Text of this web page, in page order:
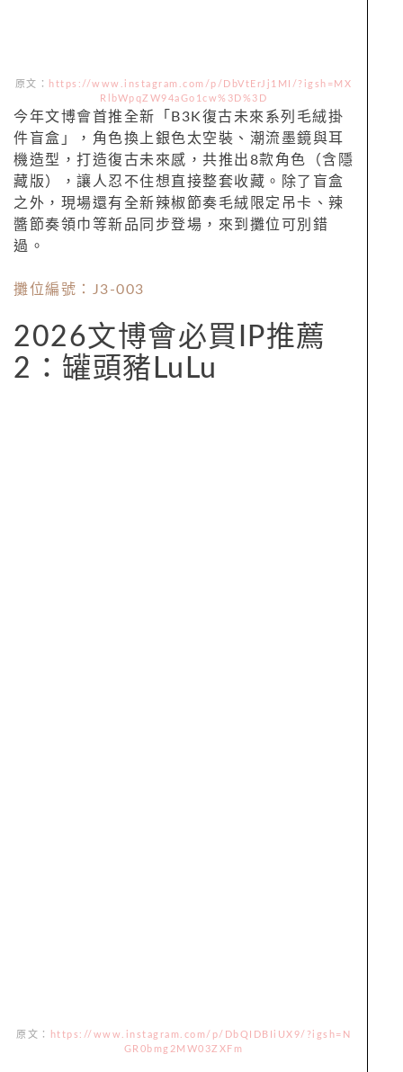
原文：
https://www.instagram.com/p/DbVtErJj1MI/?igsh=MX
RlbWpqZW94aGo1cw%3D%3D
今年文博會首推全新「B3K復古未來系列毛絨掛
件盲盒」，角色換上銀色太空裝、潮流墨鏡與耳
機造型，打造復古未來感，共推出8款角色（含隱
藏版），讓人忍不住想直接整套收藏。除了盲盒
之外，現場還有全新辣椒節奏毛絨限定吊卡、辣
醬節奏領巾等新品同步登場，來到攤位可別錯
過。
攤位編號：J3-003
2026文博會必買IP推薦
2：罐頭豬LuLu
原文：
https://www.instagram.com/p/DbQIDBIiUX9/?igsh=N
GR0bmg2MW03ZXFm